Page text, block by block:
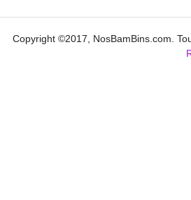
Copyright ©2017, NosBamBins.com.